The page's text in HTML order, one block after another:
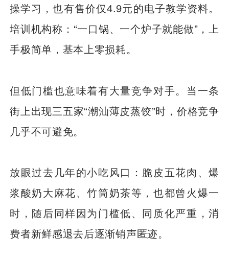
操学习，也有售价仅4.9元的电子教学资料。
培训机构称：“一口锅、一个炉子就能做”，上
手极简单，基本上零损耗。
但低门槛也意味着有大量竞争对手。当一条
街上出现三五家“潮汕薄皮蒸饺”时，价格竞争
几乎不可避免。
放眼过去几年的小吃风口：脆皮五花肉、爆
浆酸奶大麻花、竹筒奶茶等，也都曾火爆一
时，随后同样因为门槛低、同质化严重，消
费者新鲜感退去后逐渐销声匿迹。